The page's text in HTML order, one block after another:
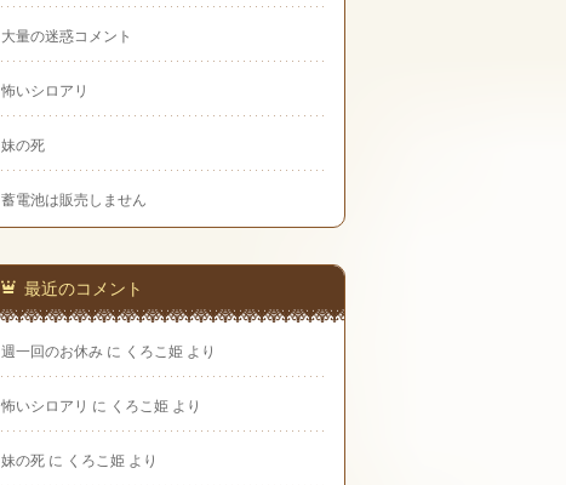
大量の迷惑コメント
怖いシロアリ
妹の死
蓄電池は販売しません
最近のコメント
週一回のお休み に くろこ姫 より
怖いシロアリ に くろこ姫 より
妹の死 に くろこ姫 より